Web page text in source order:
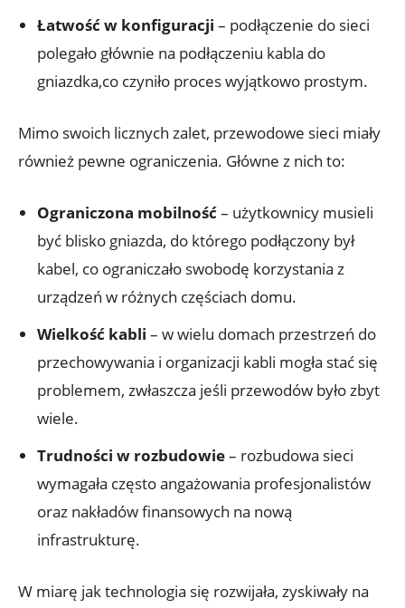
Łatwość w konfiguracji – podłączenie do sieci
polegało głównie na podłączeniu kabla do
gniazdka,co czyniło proces wyjątkowo prostym.
Mimo swoich licznych zalet, przewodowe sieci miały
również pewne ograniczenia. Główne z nich to:
Ograniczona mobilność– użytkownicy musieli
być blisko gniazda, do którego podłączony był
kabel, co ograniczało swobodę korzystania z
urządzeń w różnych częściach domu.
Wielkość kabli – w wielu domach przestrzeń do
przechowywania i organizacji kabli mogła stać się
problemem, zwłaszcza jeśli przewodów było zbyt
wiele.
Trudności w rozbudowie– rozbudowa sieci
wymagała często angażowania profesjonalistów
oraz nakładów finansowych na nową
infrastrukturę.
W miarę jak technologia się rozwijała, zyskiwały na